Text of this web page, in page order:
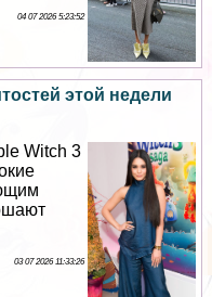
04 07 2026 5:23:52
этой недели
Witch 3
03 07 2026 11:33:26